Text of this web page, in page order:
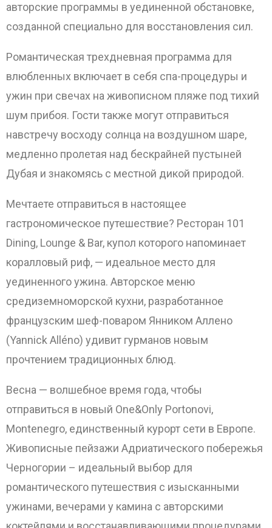
авторские программы в уединенной обстановке,
созданной специально для восстановления сил.
Романтическая трехдневная программа для
влюбленных включает в себя спа-процедуры и
ужин при свечах на живописном пляже под тихий
шум прибоя. Гости также могут отправиться
навстречу восходу солнца на воздушном шаре,
медленно пролетая над бескрайней пустыней
Дубая и знакомясь с местной дикой природой.
Мечтаете отправиться в настоящее
гастрономическое путешествие? Ресторан 101
Dining, Lounge & Bar, купол которого напоминает
коралловый риф, — идеальное место для
уединенного ужина. Авторское меню
средиземноморской кухни, разработанное
французским шеф-поваром Янником Аллено
(Yannick Alléno) удивит гурманов новым
прочтением традиционных блюд.
Весна — волшебное время года, чтобы
отправиться в новый One&Only Portonovi,
Montenegro, единственный курорт сети в Европе.
Живописные пейзажи Адриатического побережья
Черногории – идеальный выбор для
романтического путешествия с изысканными
ужинами, вечерами у камина c авторскими